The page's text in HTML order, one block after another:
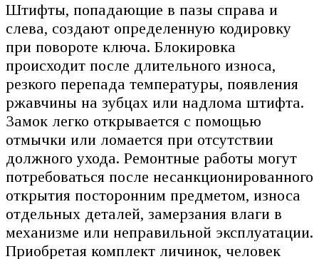
Штифты, попадающие в пазы справа и
слева, создают определенную кодировку
при повороте ключа. Блокировка
происходит после длительного износа,
резкого перепада температуры, появления
ржавчины на зубцах или надлома штифта.
Замок легко открывается с помощью
отмычки или ломается при отсутствии
должного ухода. Ремонтные работы могут
потребоваться после несанкционированного
открытия посторонним предметом, износа
отдельных деталей, замерзания влаги в
механизме или неправильной эксплуатации.
Приобретая комплект личинок, человек